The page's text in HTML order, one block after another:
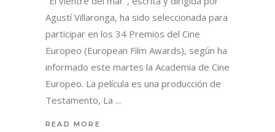
Agustí Villaronga, ha sido seleccionada para
participar en los 34 Premios del Cine
Europeo (European Film Awards), según ha
informado este martes la Academia de Cine
Europeo. La película es una producción de
Testamento, La
READ MORE